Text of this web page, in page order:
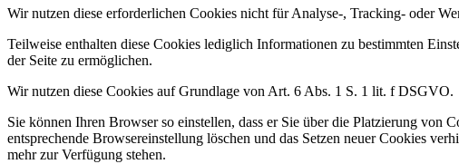
Wir nutzen diese erforderlichen Cookies nicht für Analyse-, Tracking- oder
Teilweise enthalten diese Cookies lediglich Informationen zu bestimmten
der Seite zu ermöglichen.
Wir nutzen diese Cookies auf Grundlage von Art. 6 Abs. 1 S. 1 lit. f DSGVO.
Sie können Ihren Browser so einstellen, dass er Sie über die Platzierung
entsprechende Browsereinstellung löschen und das Setzen neuer Cookies
mehr zur Verfügung stehen.